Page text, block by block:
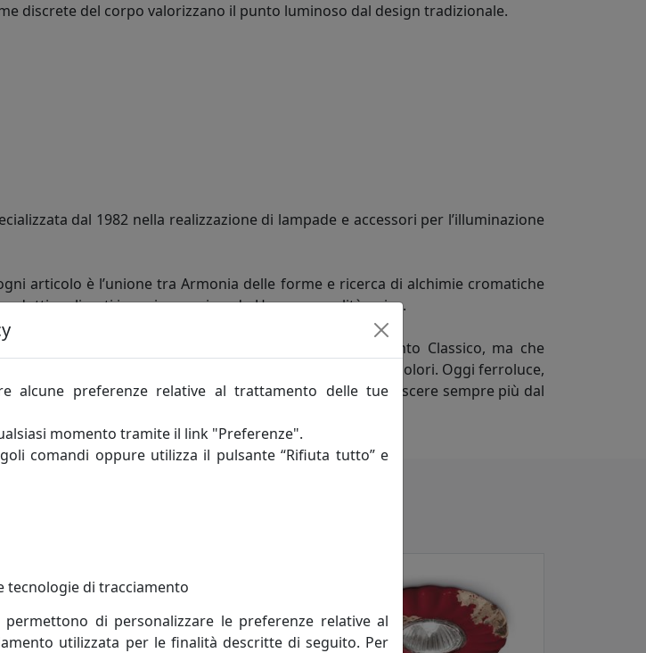
discrete del corpo valorizzano il punto luminoso dal design tradizionale.
dal 1982 nella realizzazione di lampade e accessori per l’illuminazione
articolo è l’unione tra Armonia delle forme e ricerca di alchimie cromatiche
realizzati in serie, acquisendo Una personalità unica.
cerca solo la giusta soluzione in fatto di arredamento Classico, ma che
ogni articolo in fatto di forme, misure, decori e colori. Oggi ferroluce,
che grazie agli insegnamenti acquisiti vuole farsi conoscere sempre più dal
alcune preferenze relative al trattamento delle tue
momento tramite il link "Preferenze".
comandi oppure utilizza il pulsante “Rifiuta tutto” e
tecnologie di tracciamento
di personalizzare le preferenze relative al
utilizzata per le finalità descritte di seguito. Per